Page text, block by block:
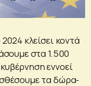
κλείσει κοντά
στα 1.500
εννοεί
τα δώρα-